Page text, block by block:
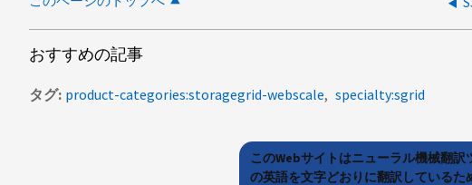
おすすめの記事
タグ product-categories:storagegrid-webscale specialty:sgrid
このWebサイトはニューラル機械翻
の英語を文字どおりに翻訳している